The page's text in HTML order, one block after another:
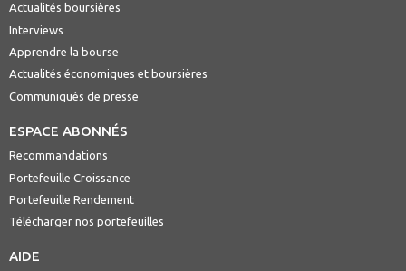
Actualités boursières
Interviews
Apprendre la bourse
Actualités économiques et boursières
Communiqués de presse
ESPACE ABONNÉS
Recommandations
Portefeuille Croissance
Portefeuille Rendement
Télécharger nos portefeuilles
AIDE